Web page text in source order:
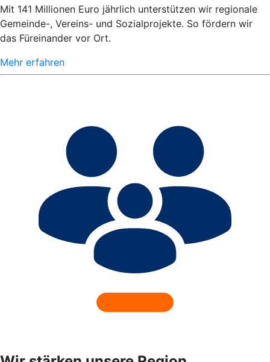
Mit 141 Millionen Euro jährlich unterstützen wir regionale
Gemeinde-, Vereins- und Sozialprojekte. So fördern wir
das Füreinander vor Ort.
Mehr erfahren